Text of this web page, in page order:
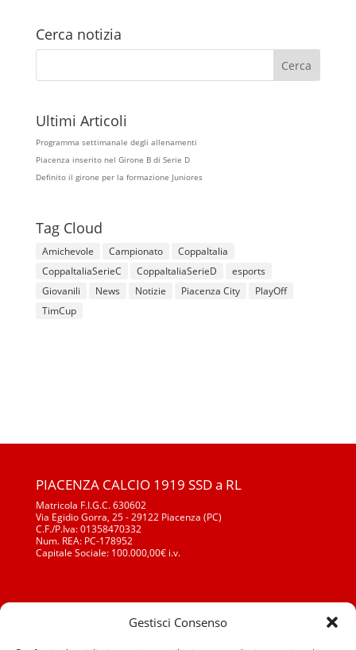
Gestisci Consenso
Cerca notizia
Ultimi Articoli
Programma settimanale degli allenamenti
Piacenza inserito nel Girone B di Serie D
Definito il girone per la formazione Juniores
Tag Cloud
Amichevole Campionato
CoppaItalia
CoppaItaliaSerieC
CoppaItaliaSerieD
esports
Giovanili
News Notizie Piacenza City
PlayOff
TimCup
PIACENZA CALCIO 1919 SSD a RL
Matricola F.I.G.C. 630602
Via Egidio Gorra, 25 - 29122 Piacenza (PC)
C.F./P.Iva: 01358470332
Num. REA: PC-178952
Capitale Sociale: 100.000,00€ i.v.
Segreteria Generale: Tel./Fax: 0523 652210